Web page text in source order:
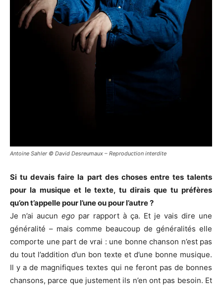
Antoine Sahler © David Desreumaux – Reproduction interdite
Si tu devais faire la part des choses entre tes talents
pour la musique et le texte, tu dirais que tu préfères
qu’on t’appelle pour l’une ou pour l’autre ?
Je n’ai aucun ego par rapport à ça. Et je vais dire une
généralité – mais comme beaucoup de généralités elle
comporte une part de vrai : une bonne chanson n’est pas
du tout l’addition d’un bon texte et d’une bonne musique.
Il y a de magnifiques textes qui ne feront pas de bonnes
chansons, parce que justement ils n’en ont pas besoin. Et